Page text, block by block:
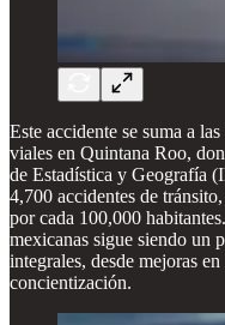
Este accidente se suma a
viales en Quintana Roo,
de Estadística y Geografía
4,700 accidentes de
por cada 100,000
mexicanas sigue siendo un
integrales, desde mejoras
concientización.